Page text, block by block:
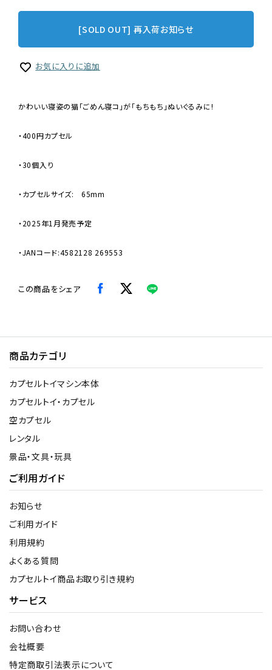
[SOLD OUT] 再入荷お知らせ
お気に入りに追加
かわいい寝姿の猫「ごめん寝コ」が「もちもち」ぬいぐるみに!
・400円カプセル
・30個入り
・カプセルサイズ: 65mm
・2025年1月発売予定
・JANコード:4582128 269553
この商品をシェア
商品カテゴリ
カプセルトイマシン本体
カプセルトイ・カプセル
空カプセル
レンタル
景品・文具・玩具
ご利用ガイド
お知らせ
ご利用ガイド
利用規約
よくある質問
カプセルトイ商品お取り引き規約
サービス
お問い合わせ
会社概要
特定商取引法表示について